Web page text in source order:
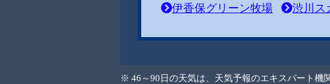
伊香保グリーン牧場
渋川ス
※ 46～90日の天気は、天気予報のエキスパート機